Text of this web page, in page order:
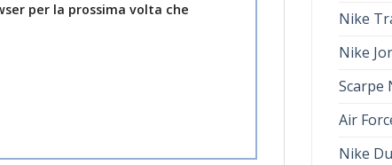
Nike
Nike
Scarpe
Air
Nike
per la prossima volta che